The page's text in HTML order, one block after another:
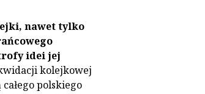
nawet tylko
idei jej
kolejkowej
polskiego